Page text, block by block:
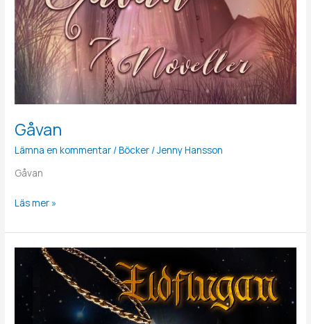
Gåvan
Lämna en kommentar /Böcker /Jenny Hansson
Gåvan
Läs mer »
Eldflugan